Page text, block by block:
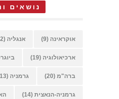
נושאים
אוקראינה (9) אנגליה (22)
ארכיאולוגיה (19)
ברה"מ (20) גרמניה (13)
גרמניה-הנאצית (14)